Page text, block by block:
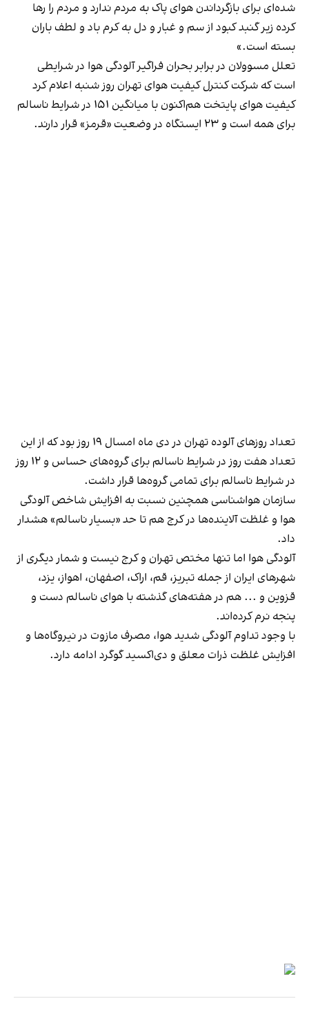
شده‌ای برای بازگرداندن هوای پاک به مردم ندارد و مردم را رها
کرده زیر گنبد کبود از سم و غبار و دل به کرم باد و لطف باران
بسته است.»
تعلل مسوولان در برابر بحران فراگیر آلودگی هوا در شرایطی
است که شرکت کنترل کیفیت هوای تهران روز شنبه اعلام کرد
کیفیت هوای پایتخت هم‌اکنون با میانگین ۱۵۱ در شرایط ناسالم
برای همه است و ۲۳ ایستگاه در وضعیت «قرمز» قرار دارند.
تعداد روزهای آلوده تهران در دی‌ ماه امسال ۱۹ روز بود که از این
تعداد هفت روز در شرایط ناسالم برای گروه‌های حساس و ۱۲ روز
در شرایط ناسالم برای تمامی گروه‌ها قرار داشت.
سازمان هواشناسی همچنین نسبت به افزایش شاخص آلودگی
هوا و غلظت آلاینده‌ها در کرج هم تا حد «بسیار ناسالم» هشدار
داد.
آلودگی هوا اما تنها مختص تهران و کرج نیست و شمار دیگری از
شهرهای ایران از جمله تبریز، قم، اراک، اصفهان، اهواز، یزد،
قزوین و ... هم در هفته‌های گذشته با هوای ناسالم دست و
پنجه نرم کرده‌اند.
با وجود تداوم آلودگی شدید هوا، مصرف مازوت در نیروگاه‌ها و
افزایش غلظت ذرات معلق و دی‌اکسید گوگرد ادامه دارد.